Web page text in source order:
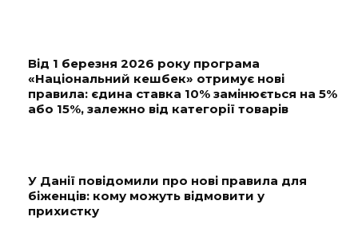
Від 1 березня 2026 року програма
«Національний кешбек» отримує нові
правила: єдина ставка 10% замінюється на 5%
або 15%, залежно від категорії товарів
У Данії повідомили про нові правила для
біженців: кому можуть відмовити у
прихистку